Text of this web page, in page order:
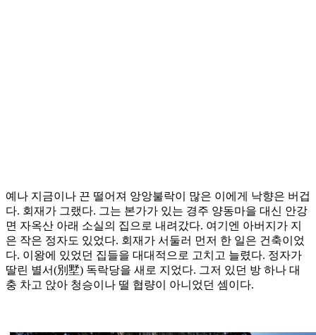
예나 지금이나 끈 떨어져 앙앙불락이 많은 이에게 낙향은 버겁
다. 회재가 그랬다. 그는 본가가 있는 경주 양동마을 대신 안강
면 자옥산 아래 소실의 집으로 내려갔다. 여기엔 아버지가 지
은 작은 정자도 있었다. 회재가 서둘러 먼저 한 일은 건축이었
다. 이왕에 있었던 집들을 대대적으로 고치고 늘렸다. 정자가
딸린 별서(別墅) 독락당을 새로 지었다. 그저 있던 방 하나 대
충 차고 앉아 청승이나 떨 협량이 아니었던 셈이다.